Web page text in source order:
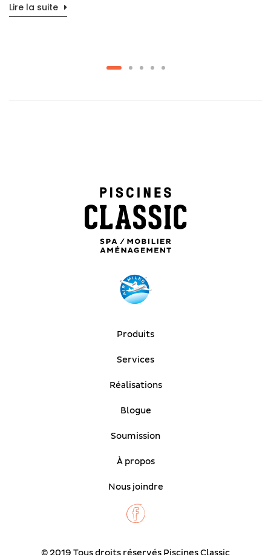
Lire la suite
Produits
Services
Réalisations
Blogue
Soumission
À propos
Nous joindre
© 2019 Tous droits réservés Piscines Classic